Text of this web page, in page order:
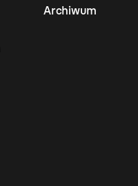
Archiwum